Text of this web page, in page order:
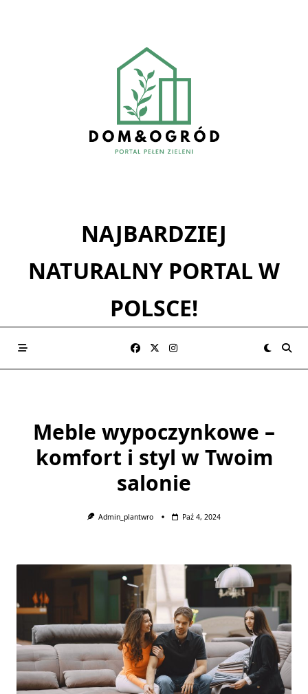
NAJBARDZIEJ
NATURALNY PORTAL W
POLSCE!
Meble wypoczynkowe –
komfort i styl w Twoim
salonie
Admin_plantwro Paź 4, 2024